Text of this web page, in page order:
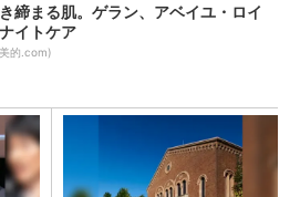
締まる肌。ゲラン、アベイユ・ロイ
イトケア
的.com)